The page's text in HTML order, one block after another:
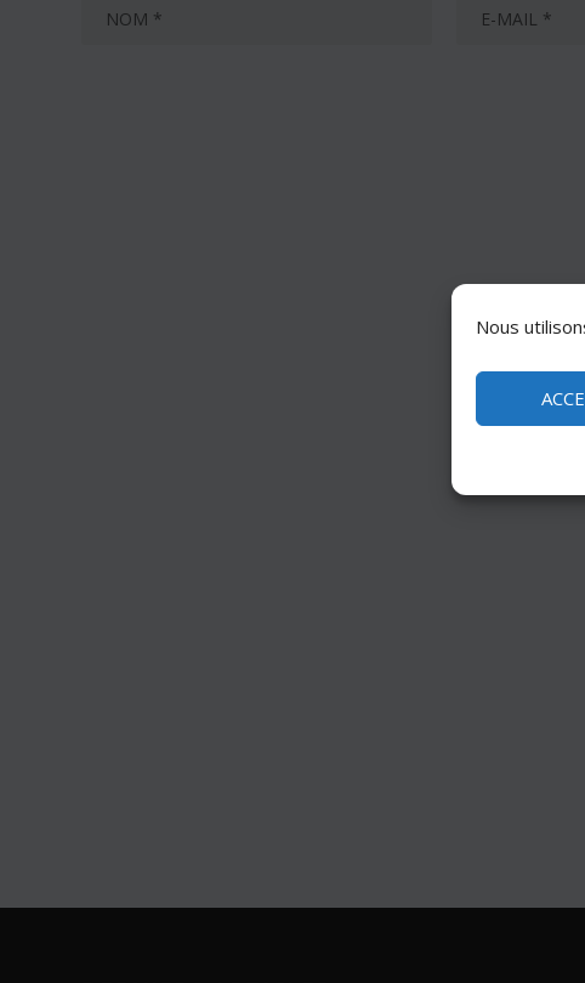
Nous